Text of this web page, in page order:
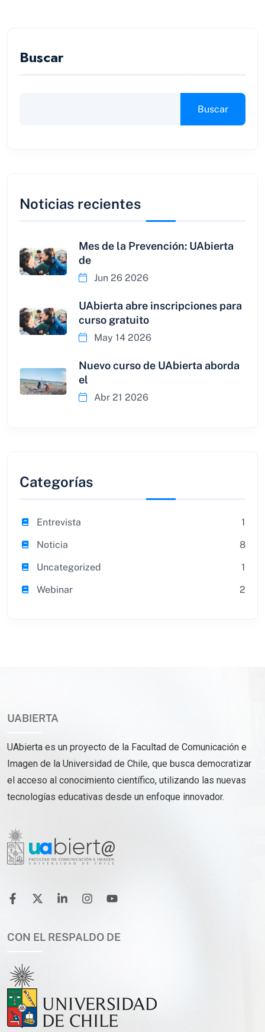
Buscar
Buscar
Noticias recientes
Mes de la Prevención: UAbierta
de
Jun 26 2026
UAbierta abre inscripciones para
curso gratuito
May 14 2026
Nuevo curso de UAbierta aborda
el
Abr 21 2026
Categorías
Entrevista
1
Noticia
8
Uncategorized
1
Webinar
2
UABIERTA
UAbierta es un proyecto de la Facultad de Comunicación e
Imagen de la Universidad de Chile, que busca democratizar
el acceso al conocimiento científico, utilizando las nuevas
tecnologías educativas desde un enfoque innovador.
CON EL RESPALDO DE